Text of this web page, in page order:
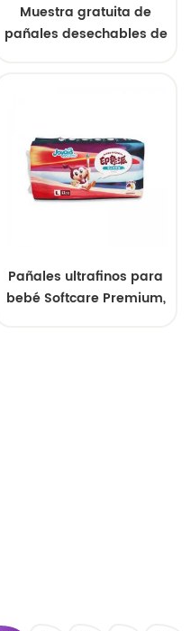
Muestra gratuita de
pañales desechables de
Pañales ultrafinos para
bebé Softcare Premium,